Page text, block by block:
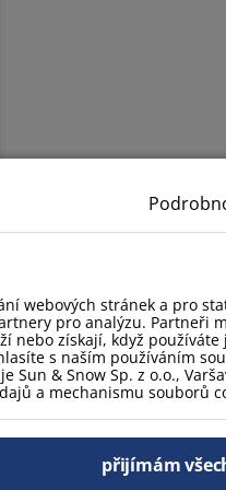
webových stránek a pro
pro analýzu. Partneři
nebo získají, když používáte
s naším používáním
Sun & Snow Sp. z o.o.,
a mechanismu souborů
přijímám